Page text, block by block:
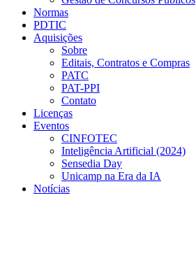
Normas
PDTIC
Aquisições
Sobre
Editais, Contratos e Compras
PATC
PAT-PPI
Contato
Licenças
Eventos
CINFOTEC
Inteligência Artificial (2024)
Sensedia Day
Unicamp na Era da IA
Notícias